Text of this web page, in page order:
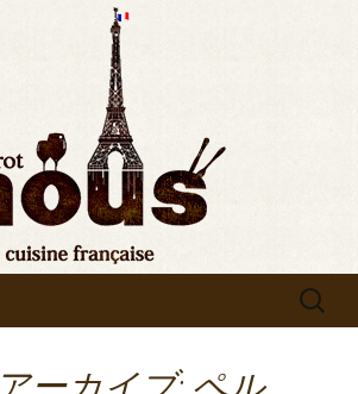
葉原◆ビストロヌ
nous”よりお知らせ
のビストロヌー“bistrot
情報をお知らせします。フ
しい当店の新メニューや
ンの入荷情報、メディア
ざまなお知らせをします
覧ください。
検